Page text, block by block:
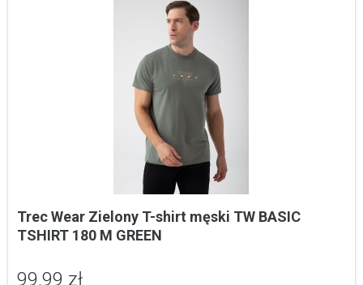
Trec Wear Zielony T-shirt męski TW BASIC
TSHIRT 180 M GREEN
99,99 zł